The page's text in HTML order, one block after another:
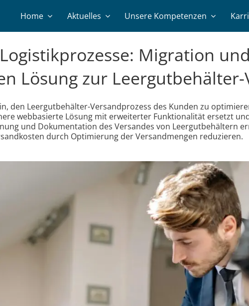
Home Aktuelles Unsere Kompetenzen
Migration
Lösung zur
den Leergutbehälter-Versandprozess des Kunden zu
webbasierte Lösung mit erweiterter Funktionalität ersetzt
und Dokumentation des Versandes von Leergutbehältern
durch Optimierung der Versandmengen reduzieren.